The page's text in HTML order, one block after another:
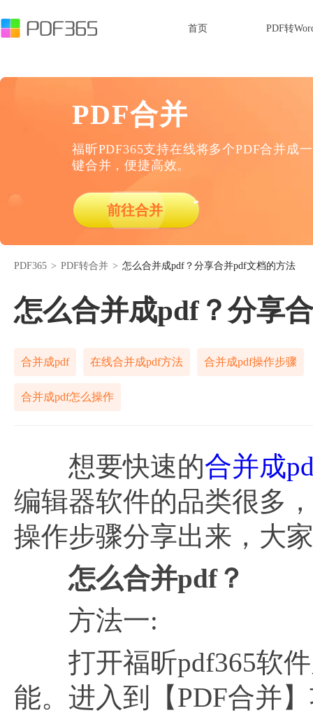
首页 PDF转
PDF合并
福昕PDF365支持在线将多个PDF合并成
键合并，便捷高效。
前往合并
PDF365 > PDF转合并 > 怎么合并成pdf？分享合并pdf文档的方法
怎么合并成pdf？分享
合并成pdf 在线合并成pdf方法 合并成pdf操作步骤
合并成pdf怎么操作
想要快速的合并成
编辑器软件的品类很多
操作步骤分享出来，大
怎么合并pdf？
方法一:
打开福昕pdf365软件
能。进入到【PDF合并